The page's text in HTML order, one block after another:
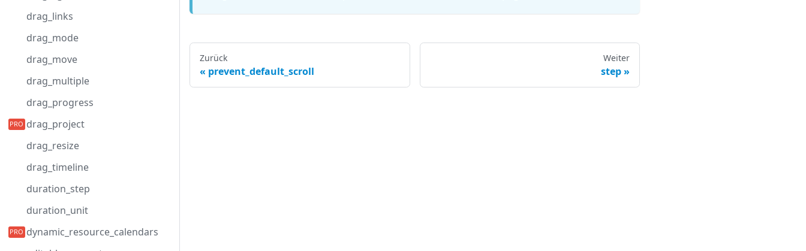
drag_links
drag_mode
drag_move
drag_multiple
drag_progress
drag_project
drag_resize
drag_timeline
duration_step
duration_unit
dynamic_resource_calendars
Zurück
prevent_default_scroll
Weiter
step